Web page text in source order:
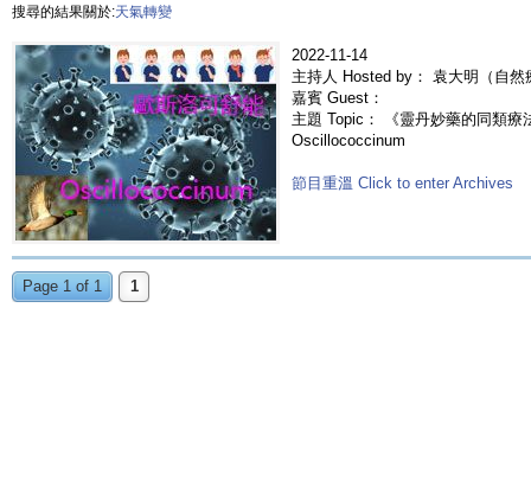
搜尋的結果關於:天氣轉變
2022-11-14
主持人 Hosted by： 袁大明（自然
嘉賓 Guest：
主題 Topic： 《靈丹妙藥的同類療
Oscillococcinum
節目重溫 Click to enter Archives
Page 1 of 1 1